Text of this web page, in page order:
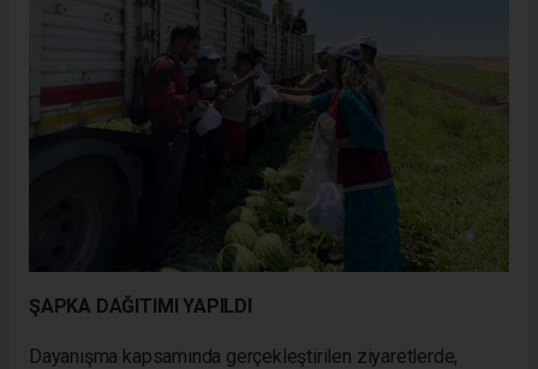
ŞAPKA DAĞITIMI YAPILDI
Dayanışma kapsamında gerçekleştirilen ziyaretlerde,